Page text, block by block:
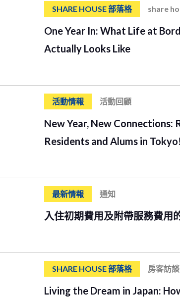
SHARE HOUSE 部落格 share
One Year In: What Life at
Actually Looks Like
活動情報 活動回顧
New Year, New Connections:
Residents and Alums in Tokyo!
最新情報 通知
入住初期費用及附帶服務費用
SHARE HOUSE 部落格 房客訪談
Living the Dream in Japan: